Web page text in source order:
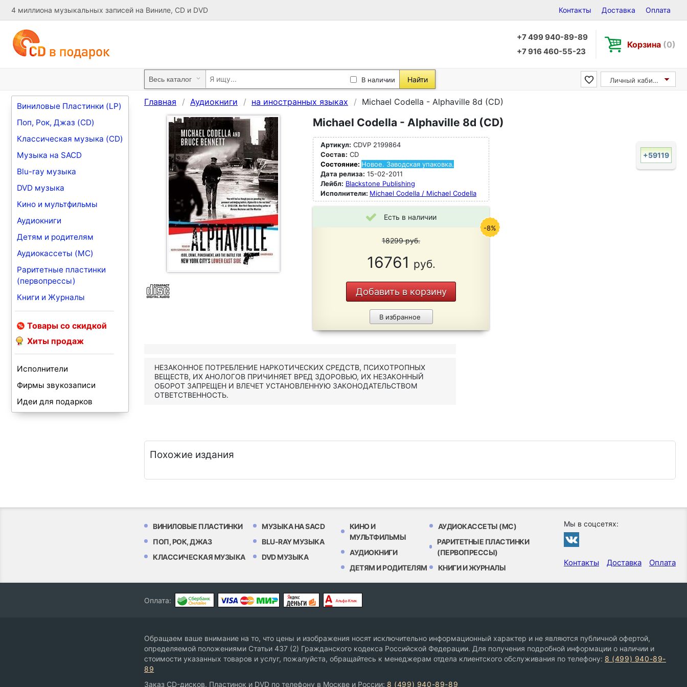
4 миллиона музыкальных записей на Виниле, CD и DVD Контакты Доставка Оплата
+7 499 940-89-89
+7 916 460-55-23
Корзина (0)
В наличии Найти Личный кабинет
Виниловые Пластинки (LP)
Поп, Рок, Джаз (CD)
Классическая музыка (CD)
Музыка на SACD
Blu-ray музыка
DVD музыка
Кино и мультфильмы
Аудиокниги
Детям и родителям
Аудиокассеты (MC)
Раритетные пластинки
(первопрессы)
Книги и Журналы
Товары со скидкой
Хиты продаж
Исполнители
Фирмы звукозаписи
Идеи для подарков
Главная Аудиокниги на иностранных языках Michael Codella - Alphaville 8d (CD)
Michael Codella - Alphaville 8d (CD)
Артикул: CDVP 2199864
Состав: CD
Состояние: Новое. Заводская упаковка.
Дата релиза: 15-02-2011
Лейбл: Blackstone Publishing
Исполнители: Michael Codella / Michael Codella
Есть в наличии
18299руб.
16761 руб.
Добавить в корзину
В избранное
-8%
+59119
НЕЗАКОННОЕ ПОТРЕБЛЕНИЕ НАРКОТИЧЕСКИХ СРЕДСТВ, ПСИХОТРОПНЫХ
ВЕЩЕСТВ, ИХ АНОЛОГОВ ПРИЧИНЯЕТ ВРЕД ЗДОРОВЬЮ, ИХ НЕЗАКОННЫЙ
ОБОРОТ ЗАПРЕЩЕН И ВЛЕЧЕТ УСТАНОВЛЕННУЮ ЗАКОНОДАТЕЛЬСТВОМ
ОТВЕТСТВЕННОСТЬ.
Похожие издания
ВИНИЛОВЫЕ ПЛАСТИНКИ
ПОП, РОК, ДЖАЗ
КЛАССИЧЕСКАЯ МУЗЫКА
МУЗЫКА НА SACD
BLU-RAY МУЗЫКА
DVD МУЗЫКА
КИНО И
МУЛЬТФИЛЬМЫ
АУДИОКНИГИ
ДЕТЯМ И РОДИТЕЛЯМ
АУДИОКАССЕТЫ (MC)
РАРИТЕТНЫЕ ПЛАСТИНКИ
(ПЕРВОПРЕССЫ)
КНИГИ И ЖУРНАЛЫ
Мы в соцсетях:
Контакты Доставка Оплата
Оплата:
Обращаем ваше внимание на то, что цены и изображения носят исключительно информационный характер и не являются публичной офертой,
определяемой положениями Статьи 437 (2) Гражданского кодекса Российской Федерации. Для получения подробной информации о наличии и
стоимости указанных товаров и услуг, пожалуйста, обращайтесь к менеджерам отдела клиентского обслуживания по телефону: 8 (499) 940-89-
89
Заказ CD-дисков, Пластинок и DVD по телефону в Москве и России: 8 (499) 940-89-89